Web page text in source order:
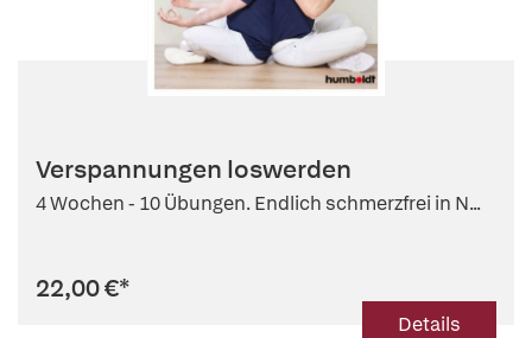
Verspannungen loswerden
4 Wochen - 10 Übungen. Endlich schmerzfrei in N...
22,00 €*
Details